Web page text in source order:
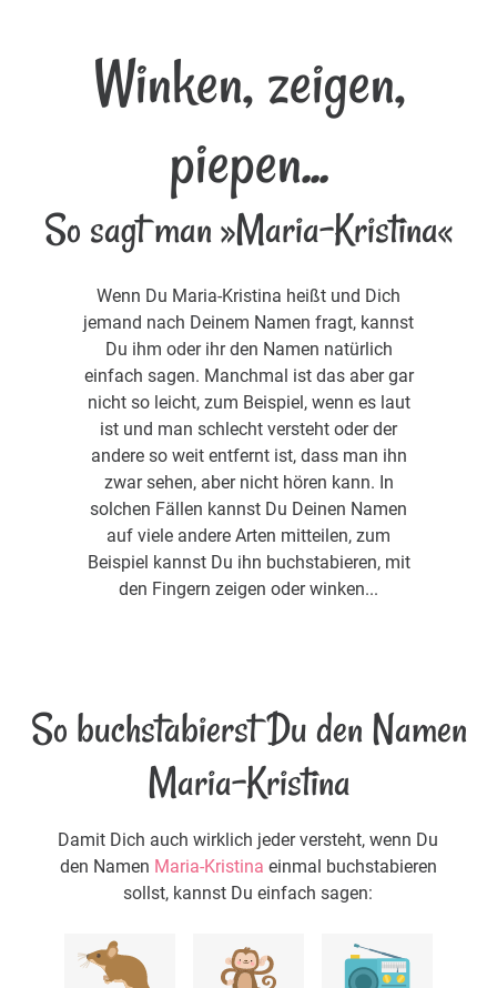
Winken, zeigen,
piepen...
So sagt man »Maria-Kristina«
Wenn Du Maria-Kristina heißt und Dich
jemand nach Deinem Namen fragt, kannst
Du ihm oder ihr den Namen natürlich
einfach sagen. Manchmal ist das aber gar
nicht so leicht, zum Beispiel, wenn es laut
ist und man schlecht versteht oder der
andere so weit entfernt ist, dass man ihn
zwar sehen, aber nicht hören kann. In
solchen Fällen kannst Du Deinen Namen
auf viele andere Arten mitteilen, zum
Beispiel kannst Du ihn buchstabieren, mit
den Fingern zeigen oder winken...
So buchstabierst Du den Namen
Maria-Kristina
Damit Dich auch wirklich jeder versteht, wenn Du
den Namen Maria-Kristina einmal buchstabieren
sollst, kannst Du einfach sagen: